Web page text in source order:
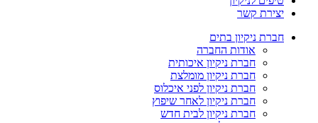
יצירת קשר
חברת ניקיון בתים
אודות החברה
חברת ניקיון איכותית
חברת ניקיון מומלצת
חברת ניקיון לפני איכלוס
חברת ניקיון לאחר שיפוץ
חברת ניקיון לבית חדש